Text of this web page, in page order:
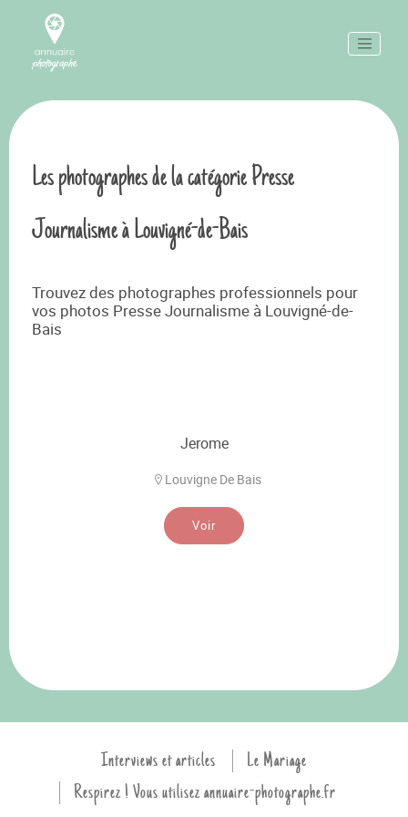
Les photographes de la catégorie Presse
Journalisme à Louvigné-de-Bais
Trouvez des photographes professionnels pour
vos photos Presse Journalisme à Louvigné-de-
Bais
Jerome
Louvigne De Bais
Voir
Interviews et articles
Le Mariage
Respirez ! Vous utilisez annuaire-photographe.fr